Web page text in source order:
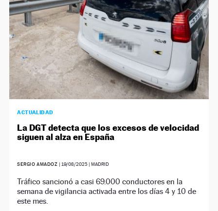
ACTUALIDAD
La DGT detecta que los excesos de velocidad
siguen al alza en España
SERGIO AMADOZ | 19/08/2025| MADRID
Tráfico sancionó a casi 69.000 conductores en la
semana de vigilancia activada entre los días 4 y 10 de
este mes.